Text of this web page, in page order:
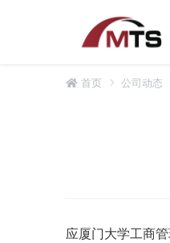
首页 公司动态
应厦门大学工商